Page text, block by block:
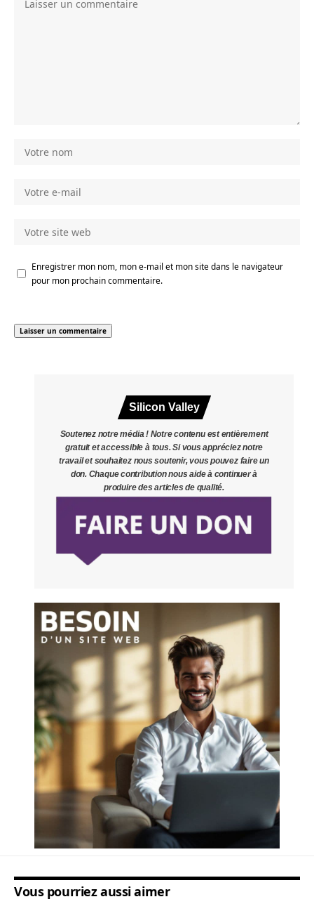
Enregistrer mon nom, mon e-mail et mon site dans le navigateur
pour mon prochain commentaire.
Silicon Valley
Soutenez notre média ! Notre contenu est entièrement
gratuit et accessible à tous. Si vous appréciez notre
travail et souhaitez nous soutenir, vous pouvez faire un
don. Chaque contribution nous aide à continuer à
produire des articles de qualité.
Vous pourriez aussi aimer